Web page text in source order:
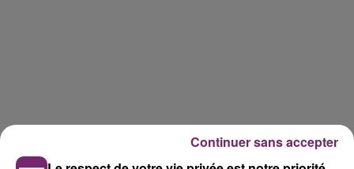
Continuer sans accepter